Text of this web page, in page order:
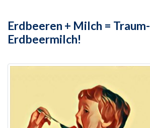
Erdbeeren + Milch = Traum-
Erdbeermilch!